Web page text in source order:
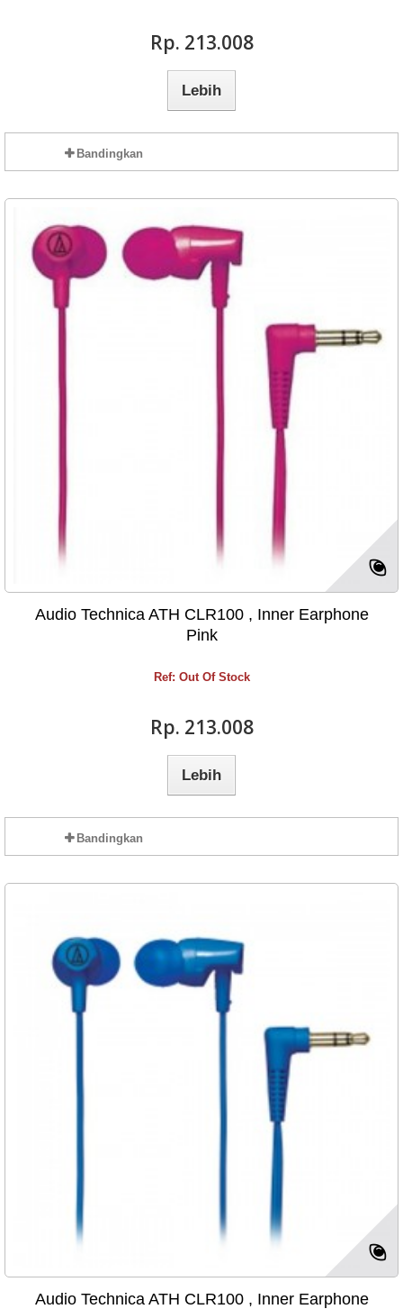
Rp‎. 213.008
Lebih
Bandingkan
Audio Technica ATH CLR100 , Inner Earphone
Pink
Ref: Out Of Stock
Rp‎. 213.008
Lebih
Bandingkan
Audio Technica ATH CLR100 , Inner Earphone